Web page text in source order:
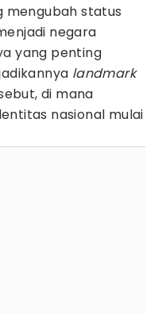
status
negara
yang penting
landmark
di mana
nasional mulai